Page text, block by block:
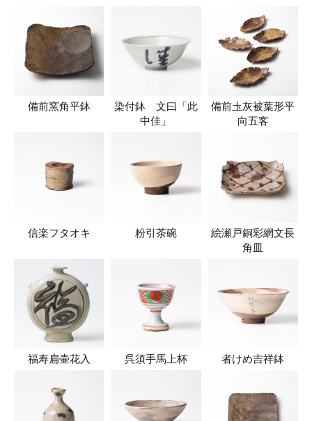
備前窯角平鉢
染付鉢 文曰「此
中佳」
備前圡灰被葉形平
向五客
信楽フタオキ 粉引茶碗
絵瀬戸銅彩網文長
角皿
福寿扁壷花入 呉須手馬上杯 者けめ吉祥鉢